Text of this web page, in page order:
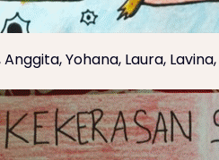
Yohana, Laura,